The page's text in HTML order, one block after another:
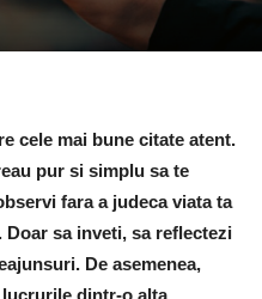
cele mai bune citate atent.
pur si simplu sa te
fara a judeca viata ta
Doar sa inveti, sa reflectezi
De asemenea,
dintr-o alta